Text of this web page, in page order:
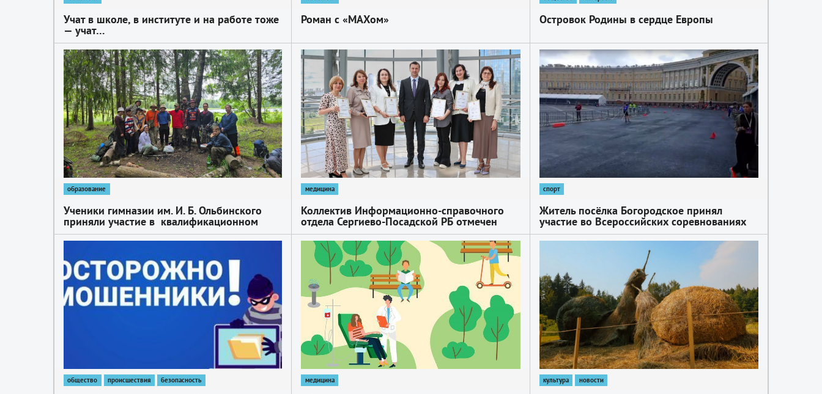
Учат в школе, в институте и на работе тоже
— учат…
Роман с «МАХом» Островок Родины в сердце Европы
1
образование
Ученики гимназии им. И. Б. Ольбинского
приняли участие в квалификационном
походе по пешему туризму
1
медицина
Коллектив Информационно-справочного
отдела Сергиево-Посадской РБ отмечен
благодарностью заместителя председателя
правительства Московской области –
министра здравоохранения Максима
Забелина
1
спорт
Житель посёлка Богородское принял
участие во Всероссийских соревнованиях
«Спринт на Дворцовой»
общество происшествия безопасность медицина культура новости